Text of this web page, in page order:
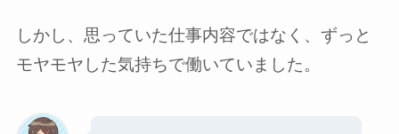
しかし、思っていた仕事内容ではなく、ずっと
モヤモヤした気持ちで働いていました。